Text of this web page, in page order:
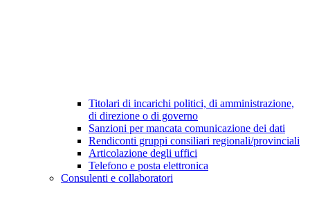
Titolari di incarichi politici, di amministrazione,
di direzione o di governo
Sanzioni per mancata comunicazione dei dati
Rendiconti gruppi consiliari regionali/provinciali
Articolazione degli uffici
Telefono e posta elettronica
Consulenti e collaboratori